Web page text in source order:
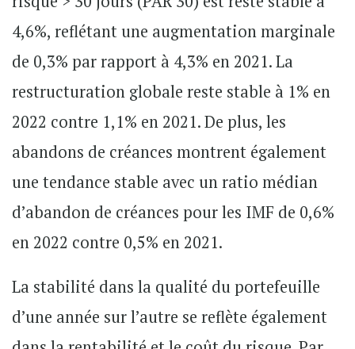
4,6%, reflétant une augmentation marginale
de 0,3% par rapport à 4,3% en 2021. La
restructuration globale reste stable à 1% en
2022 contre 1,1% en 2021. De plus, les
abandons de créances montrent également
une tendance stable avec un ratio médian
d’abandon de créances pour les IMF de 0,6%
en 2022 contre 0,5% en 2021.
La stabilité dans la qualité du portefeuille
d’une année sur l’autre se reflète également